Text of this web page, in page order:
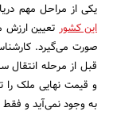
یکی از مراحل مهم
این کشور
صورت می‌گیرد.
قبل از مرحله انتقال
و قیمت نهایی ملک را
به وجود نمی‌آید و